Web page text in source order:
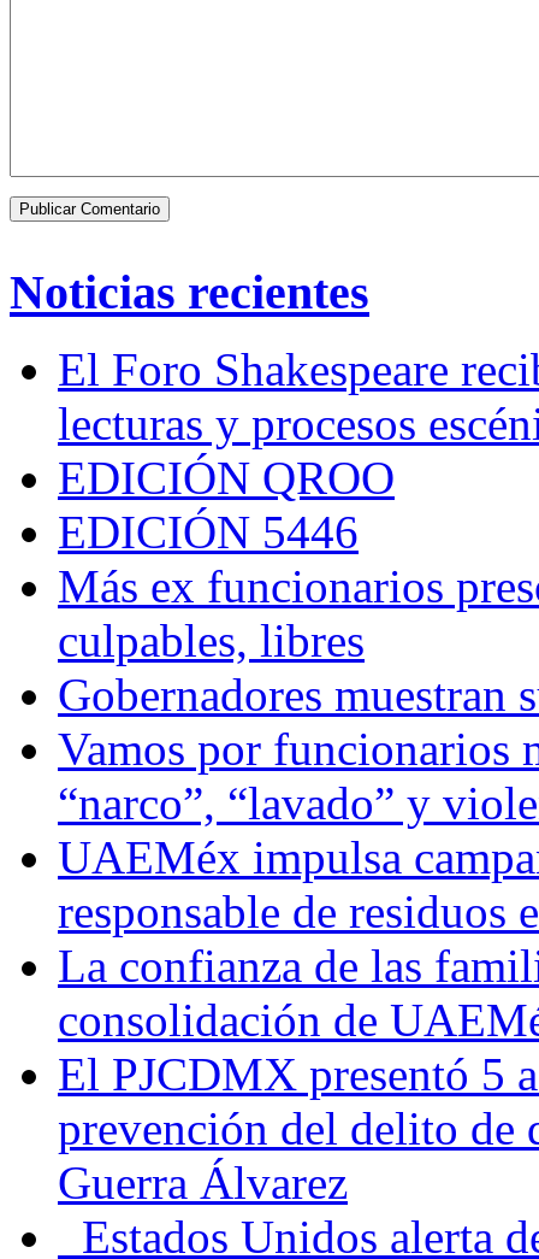
Noticias recientes
El Foro Shakespeare
lecturas y procesos
EDICIÓN QROO
EDICIÓN 5446
Más ex funcionarios
culpables, libres
Gobernadores muestran
Vamos por funcionarios
“narco”, “lavado” y
UAEMéx impulsa
responsable de residuos
La confianza de las
consolidación de
El PJCDMX presentó 5
prevención del delito de
Guerra Álvarez
Estados Unidos alerta